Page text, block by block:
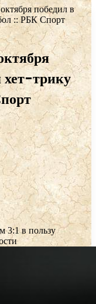
победил в
:: РБК Спорт
хет-трику
3:1 в пользу